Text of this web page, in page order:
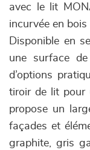
avec le lit
incurvée en
Disponible en
une surface de
d’options
tiroir de lit pour
propose un
façades et
graphite, gris